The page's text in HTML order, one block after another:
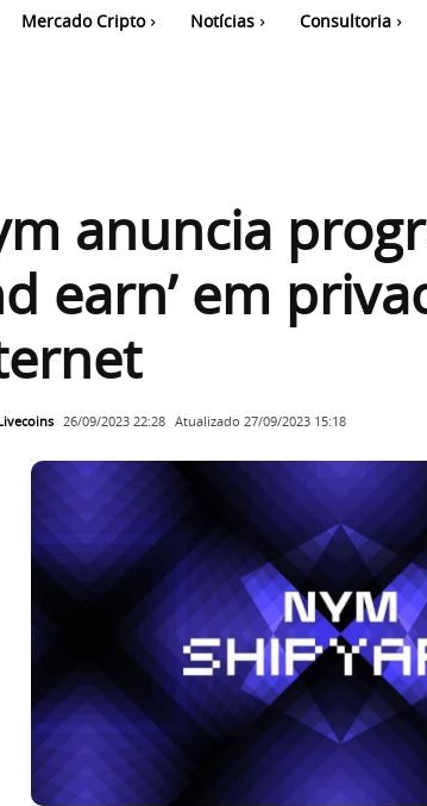
Mercado Cripto Notícias Consultoria
anuncia
earn’ em
26/09/2023 22:28 Atualizado 27/09/2023 15:18